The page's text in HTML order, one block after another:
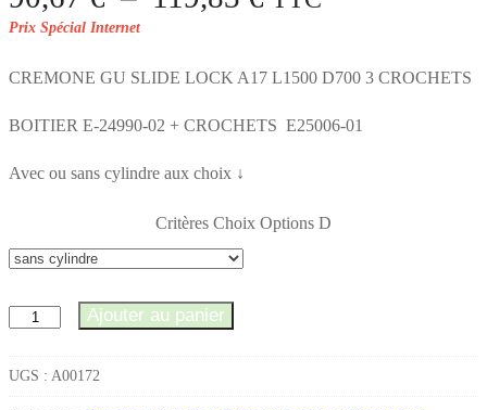
90,67 €
à
CREMONE GU SLIDE LOCK A17 L1500 D700 3 CROCHETS
BOITIER E-24990-02 + CROCHETS E25006-01
Avec ou sans cylindre aux choix ↓
Critères Choix Options D
quantité
CREMONE
GU
Ajouter au panier
UGS : A00172